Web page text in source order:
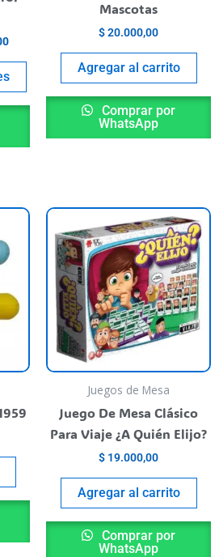
página
producto
Mascotas
$20.000,00
Agregar al carrito
Comprar por
WhatsApp
Juegos de Mesa
Juego De Mesa Clásico
Para Viaje ¿A Quién Elijo?
$ 19.000,00
Agregar al carrito
Comprar por
WhatsApp